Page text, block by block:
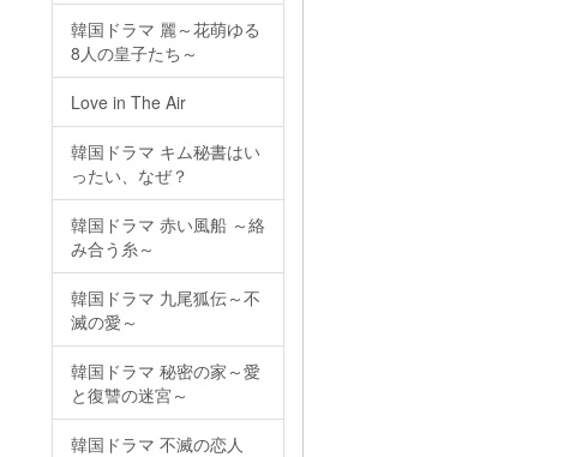
韓国ドラマ 麗～花萌ゆる
8人の皇子たち～
Love in The Air
韓国ドラマ キム秘書はい
ったい、なぜ？
韓国ドラマ 赤い風船 ～絡
み合う糸～
韓国ドラマ 九尾狐伝～不
滅の愛～
韓国ドラマ 秘密の家～愛
と復讐の迷宮～
韓国ドラマ 不滅の恋人